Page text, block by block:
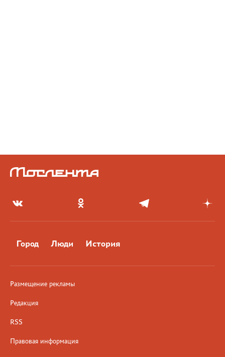
Город Люди История
Размещение рекламы
Редакция
RSS
Правовая информация